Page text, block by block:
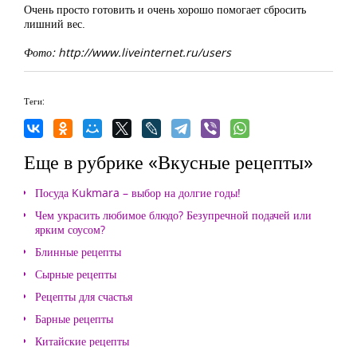
Очень просто готовить и очень хорошо помогает сбросить
лишний вес.
Фото: http://www.liveinternet.ru/users
Теги:
Еще в рубрике «Вкусные рецепты»
Посуда Kukmara – выбор на долгие годы!
Чем украсить любимое блюдо? Безупречной подачей или
ярким соусом?
Блинные рецепты
Сырные рецепты
Рецепты для счастья
Барные рецепты
Китайские рецепты